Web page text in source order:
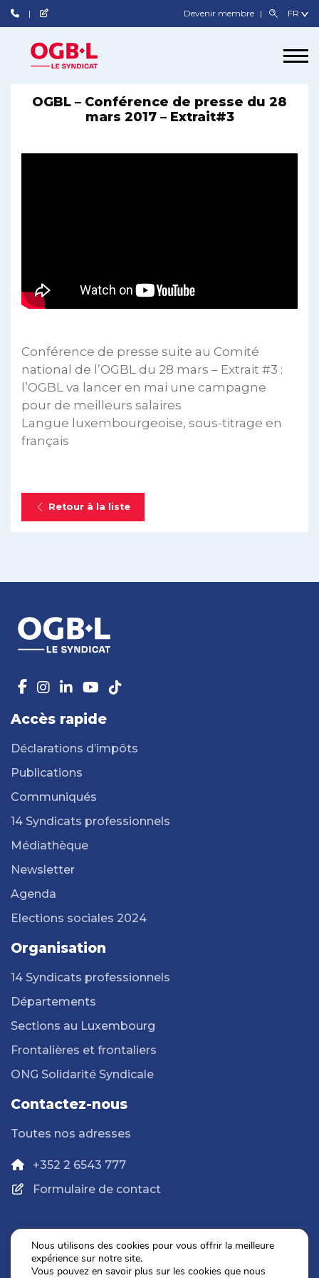
Devenir membre
OGBL – Conférence de presse du 28
mars 2017 – Extrait#3
Conférence de presse suite au Comité
national de l’OGBL du 28 mars – Extrait #3 :
l’OGBL va lancer en mai une campagne
pour de meilleurs salaires
Langue luxembourgeoise, sous-titrage en
français
Retour à la liste
Accès rapide
Déclarations d’impôts
Publications
Communiqués
14 Syndicats professionnels
Médiathèque
Newsletter
Agenda
Elections sociales 2024
Organisation
14 Syndicats professionnels
Départements
Sections au Luxembourg
Frontalières et frontaliers
ONG Solidarité Syndicale
Contactez-nous
Toutes nos adresses
+352 2 6543 777
Formulaire de contact
Politique de confidentialité
Nous utilisons des cookies pour vous offrir la meilleure
expérience sur notre site.
Vous pouvez en savoir plus sur les cookies que nous